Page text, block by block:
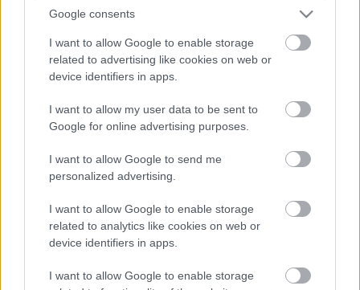
Google consents
I want to allow Google to enable storage
related to advertising like cookies on web or
device identifiers in apps.
I want to allow my user data to be sent to
Google for online advertising purposes.
I want to allow Google to send me
personalized advertising.
I want to allow Google to enable storage
related to analytics like cookies on web or
device identifiers in apps.
I want to allow Google to enable storage
A borítóSimák Zsófiamunkája.